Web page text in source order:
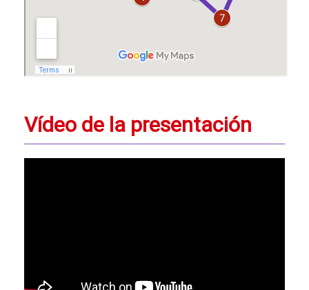
Vídeo de la presentación